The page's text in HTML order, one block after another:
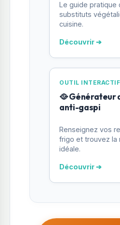
Le guide pratique
substituts
cuisine.
Découvrir ➔
OUTIL INTERACTIF
🥘 Générateur
anti-gaspi
Renseignez vos
frigo et trouvez la
idéale.
Découvrir ➔